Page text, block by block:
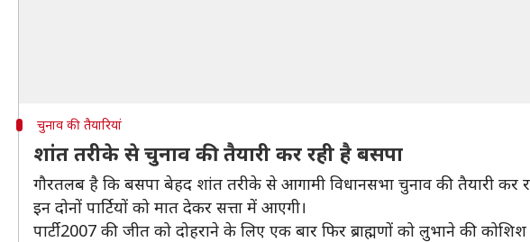
चुनाव की तैयारियां
शांत तरीके से चुनाव की तैयारी कर रही है बसपा
गौरतलब है कि बसपा बेहद शांत तरीके से आगामी विधानसभा चुनाव की तैयारी
इन दोनों पार्टियों को मात देकर सत्ता में आएगी।
पार्टी 2007 की जीत को दोहराने के लिए एक बार फिर ब्राह्मणों को लुभाने की